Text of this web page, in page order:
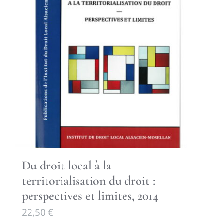
Du droit local à la
territorialisation du droit :
perspectives et limites, 2014
22,50 €